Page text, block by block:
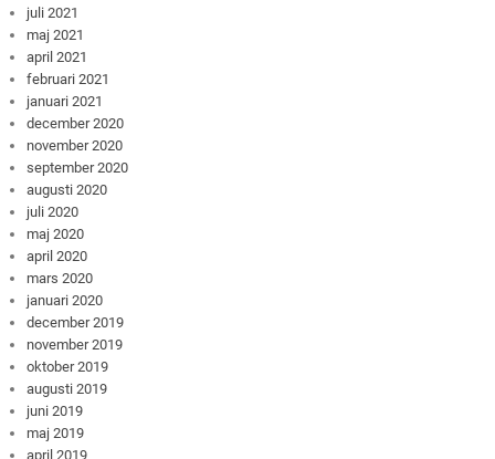
juli 2021
maj 2021
april 2021
februari 2021
januari 2021
december 2020
november 2020
september 2020
augusti 2020
juli 2020
maj 2020
april 2020
mars 2020
januari 2020
december 2019
november 2019
oktober 2019
augusti 2019
juni 2019
maj 2019
april 2019